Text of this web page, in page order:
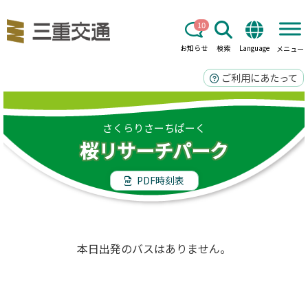
お知らせ
10
検索 Language メニュー
ご利用にあたって
さくらりさーちぱーく
桜リサーチパーク
PDF時刻表
本日出発のバスはありません。